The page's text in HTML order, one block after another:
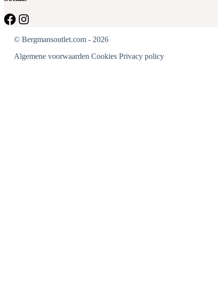
© Bergmansoutlet.com - 2026
Algemene voorwaarden Cookies Privacy policy